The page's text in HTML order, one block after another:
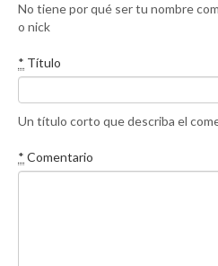
No tiene por qué ser tu nombre
o nick
* Título
Un título corto que describa el
* Comentario